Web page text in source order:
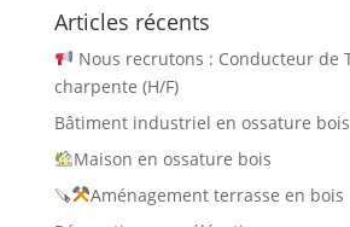
Articles récents
Nous recrutons : Conducteur de
charpente (H/F)
Bâtiment industriel en ossature bois
Maison en ossature bois
🪚
Aménagement terrasse en bois